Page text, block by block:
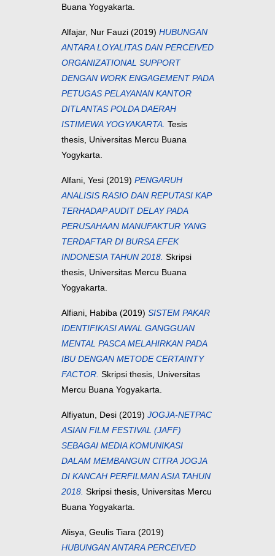
Buana Yogyakarta.
Alfajar, Nur Fauzi (2019) HUBUNGAN
ANTARA LOYALITAS DAN PERCEIVED
ORGANIZATIONAL SUPPORT
DENGAN WORK ENGAGEMENT PADA
PETUGAS PELAYANAN KANTOR
DITLANTAS POLDA DAERAH
ISTIMEWA YOGYAKARTA. Tesis
thesis, Universitas Mercu Buana
Yogykarta.
Alfani, Yesi (2019) PENGARUH
ANALISIS RASIO DAN REPUTASI KAP
TERHADAP AUDIT DELAY PADA
PERUSAHAAN MANUFAKTUR YANG
TERDAFTAR DI BURSA EFEK
INDONESIA TAHUN 2018. Skripsi
thesis, Universitas Mercu Buana
Yogyakarta.
Alfiani, Habiba (2019) SISTEM PAKAR
IDENTIFIKASI AWAL GANGGUAN
MENTAL PASCA MELAHIRKAN PADA
IBU DENGAN METODE CERTAINTY
FACTOR. Skripsi thesis, Universitas
Mercu Buana Yogyakarta.
Alfiyatun, Desi (2019) JOGJA-NETPAC
ASIAN FILM FESTIVAL (JAFF)
SEBAGAI MEDIA KOMUNIKASI
DALAM MEMBANGUN CITRA JOGJA
DI KANCAH PERFILMAN ASIA TAHUN
2018. Skripsi thesis, Universitas Mercu
Buana Yogyakarta.
Alisya, Geulis Tiara (2019)
HUBUNGAN ANTARA PERCEIVED